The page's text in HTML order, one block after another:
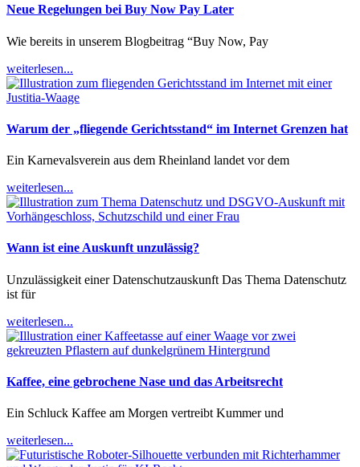
Neue Regelungen bei Buy Now Pay Later
Wie bereits in unserem Blogbeitrag “Buy Now, Pay
weiterlesen...
Warum der „fliegende Gerichtsstand“ im Internet Grenzen hat
Ein Karnevalsverein aus dem Rheinland landet vor dem
weiterlesen...
Wann ist eine Auskunft unzulässig?
Unzulässigkeit einer Datenschutzauskunft Das Thema Datenschutz
ist für
weiterlesen...
Kaffee, eine gebrochene Nase und das Arbeitsrecht
Ein Schluck Kaffee am Morgen vertreibt Kummer und
weiterlesen...